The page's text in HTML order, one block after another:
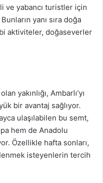
ve yabancı turistler için
yanı sıra doğa
aktiviteler, doğaseverler
yakınlığı, Ambarlı’yı
bir avantaj sağlıyor.
ulaşılabilen bu semt,
hem de Anadolu
Özellikle hafta sonları,
isteyenlerin tercih